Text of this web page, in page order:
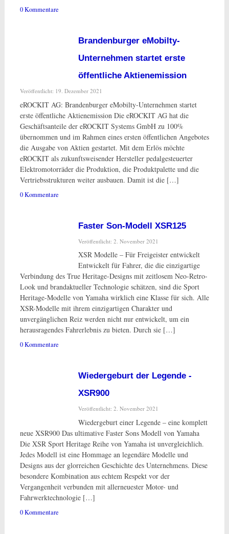
0 Kommentare
Brandenburger eMobilty-
Unternehmen startet erste
öffentliche Aktienemission
Veröffentlicht: 19. Dezember 2021
eROCKIT AG: Brandenburger eMobilty-Unternehmen startet
erste öffentliche Aktienemission Die eROCKIT AG hat die
Geschäftsanteile der eROCKIT Systems GmbH zu 100%
übernommen und im Rahmen eines ersten öffentlichen Angebotes
die Ausgabe von Aktien gestartet. Mit dem Erlös möchte
eROCKIT als zukunftsweisender Hersteller pedalgesteuerter
Elektromotorräder die Produktion, die Produktpalette und die
Vertriebsstrukturen weiter ausbauen. Damit ist die […]
0 Kommentare
Faster Son-Modell XSR125
Veröffentlicht: 2. November 2021
XSR Modelle – Für Freigeister entwickelt
Entwickelt für Fahrer, die die einzigartige
Verbindung des True Heritage-Designs mit zeitlosem Neo-Retro-
Look und brandaktueller Technologie schätzen, sind die Sport
Heritage-Modelle von Yamaha wirklich eine Klasse für sich. Alle
XSR-Modelle mit ihrem einzigartigen Charakter und
unvergänglichen Reiz werden nicht nur entwickelt, um ein
herausragendes Fahrerlebnis zu bieten. Durch sie […]
0 Kommentare
Wiedergeburt der Legende -
XSR900
Veröffentlicht: 2. November 2021
Wiedergeburt einer Legende – eine komplett
neue XSR900 Das ultimative Faster Sons Modell von Yamaha
Die XSR Sport Heritage Reihe von Yamaha ist unvergleichlich.
Jedes Modell ist eine Hommage an legendäre Modelle und
Designs aus der glorreichen Geschichte des Unternehmens. Diese
besondere Kombination aus echtem Respekt vor der
Vergangenheit verbunden mit allerneuester Motor- und
Fahrwerktechnologie […]
0 Kommentare